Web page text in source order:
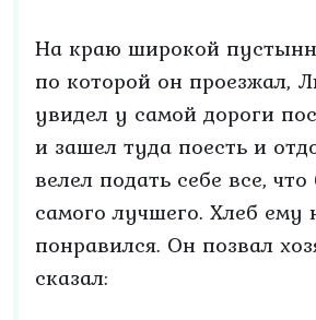
На краю широкой
по которой он проезжал,
увидел у самой дороги
и зашел туда поесть и
велел подать себе все,
самого лучшего. Хлеб ему
понравился. Он позвал
сказал: